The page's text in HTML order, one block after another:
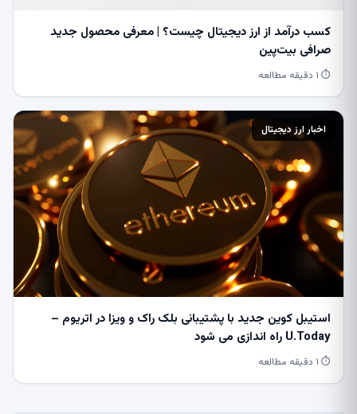
کسب درآمد از ارز دیجیتال چیست؟ | معرفی محصول جدید
صرافی بیت‌پین
⏱ ۱ دقیقه مطالعه
اخبار ارز دیجیتال
استیبل کوین جدید با پشتیبانی بلک راک و ویزا در اتریوم –
U.Today راه اندازی می شود
⏱ ۱ دقیقه مطالعه